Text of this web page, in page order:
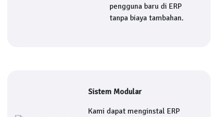
pengguna baru di ERP
tanpa biaya tambahan.
Sistem Modular
Kami dapat menginstal ERP